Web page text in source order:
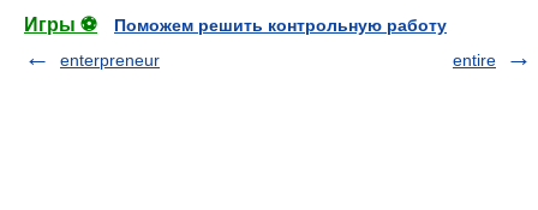
Игры ⚽
Поможем решить контрольную работу
enterpreneur
entire